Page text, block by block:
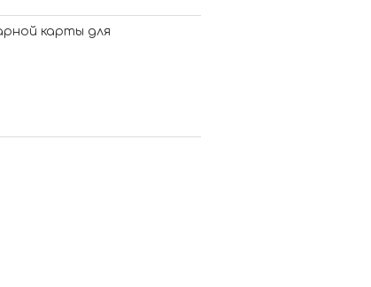
карты для